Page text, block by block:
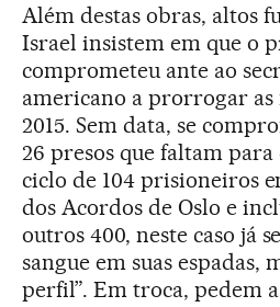
Além destas obras, altos
Israel insistem em que o
comprometeu ante ao
americano a prorrogar as
2015. Sem data, se
26 presos que faltam para
ciclo de 104 prisioneiros
dos Acordos de Oslo e
outros 400, neste caso já
sangue em suas espadas,
perfil”. Em troca, pedem